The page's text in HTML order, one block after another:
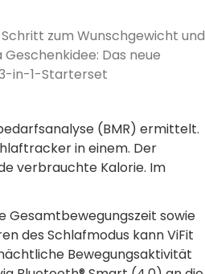
zum Wunschgewicht und
Das neue
in-1-Starterset
(BMR) ermittelt.
in einem. Der
verbrauchte Kalorie. Im
Gesamtbewegungszeit sowie
des Schlafmodus kann ViFit
Bewegungsaktivität